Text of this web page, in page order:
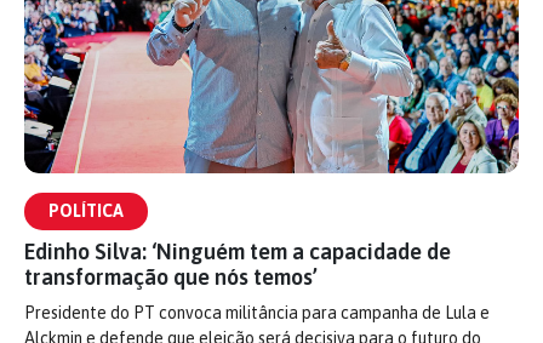
POLÍTICA
Edinho Silva: ‘Ninguém tem a capacidade de
transformação que nós temos’
Presidente do PT convoca militância para campanha de Lula e
Alckmin e defende que eleição será decisiva para o futuro do